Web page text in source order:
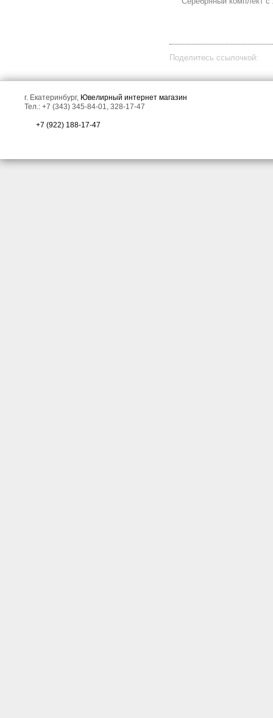
Поделитесь ссылочкой:
г. Екатеринбург, Ювелирный интернет магазин
Тел.: +7 (343) 345-84-01, 328-17-47
+7 (922) 188-17-47